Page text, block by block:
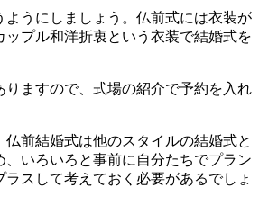
うにしましょう。仏前式には衣装が
プル和洋折衷という衣装で結婚式を
ますので、式場の紹介で予約を入れ
前結婚式は他のスタイルの結婚式と
いろいろと事前に自分たちでプラン
スして考えておく必要があるでしょ